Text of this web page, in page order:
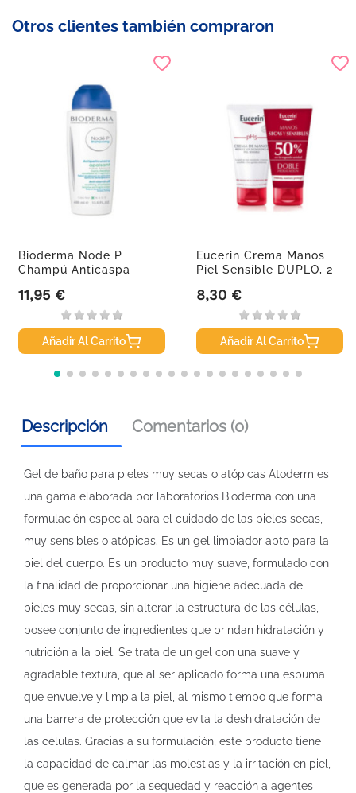
Otros clientes también compraron
Bioderma Node P
Champú Anticaspa
Precio
11,95 €
Añadir Al Carrito
Eucerin Crema Manos
Piel Sensible DUPLO, 2
Precio
8,30 €
Añadir Al Carrito
Descripción Comentarios (0)
Gel de baño para pieles muy secas o atópicas Atoderm es
una gama elaborada por laboratorios Bioderma con una
formulación especial para el cuidado de las pieles secas,
muy sensibles o atópicas. Es un gel limpiador apto para la
piel del cuerpo. Es un producto muy suave, formulado con
la finalidad de proporcionar una higiene adecuada de
pieles muy secas, sin alterar la estructura de las células,
posee conjunto de ingredientes que brindan hidratación y
nutrición a la piel. Se trata de un gel con una suave y
agradable textura, que al ser aplicado forma una espuma
que envuelve y limpia la piel, al mismo tiempo que forma
una barrera de protección que evita la deshidratación de
las células. Gracias a su formulación, este producto tiene
la capacidad de calmar las molestias y la irritación en piel,
que es generada por la sequedad y reacción a agentes